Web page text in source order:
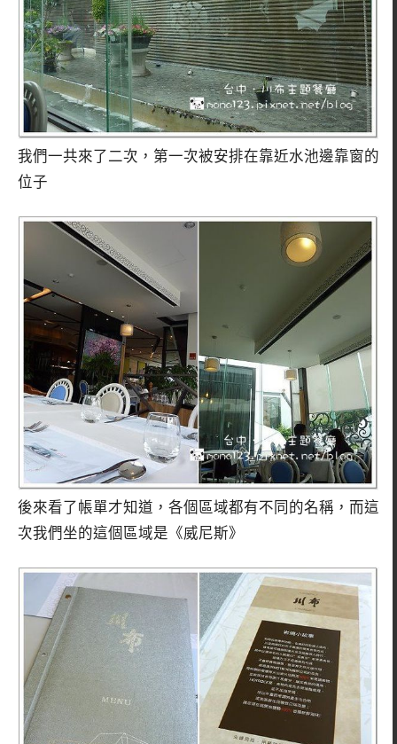
我們一共來了二次，第一次被安排在靠近水池邊靠窗的
位子
後來看了帳單才知道，各個區域都有不同的名稱，而這
次我們坐的這個區域是《威尼斯》